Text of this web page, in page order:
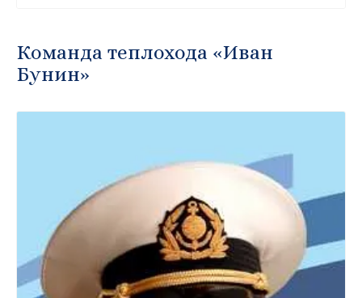
Команда теплохода «Иван
Бунин»